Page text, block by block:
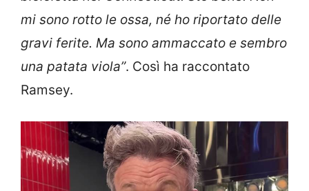
mi sono rotto le ossa, né ho riportato delle
gravi ferite. Ma sono ammaccato e sembro
una patata viola”. Così ha raccontato
Ramsey.